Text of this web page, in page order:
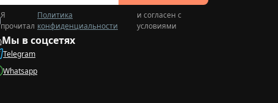
Мы в соцсетях
Telegram
Whatsapp
Я
прочитал
Политика
конфиденциальности
и согласен с
условиями